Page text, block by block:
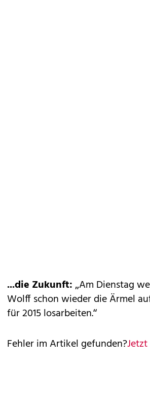
...die Zukunft:„Am Dienstag
Wolff schon wieder die Ärmel
für 2015 losarbeiten.“
Fehler im Artikel gefunden?